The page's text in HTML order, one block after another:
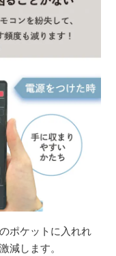
ポケットに入れれ
減します。